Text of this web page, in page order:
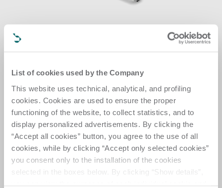
List of cookies used by the Company
This website uses technical, analytical, and profiling
cookies. Cookies are used to ensure the proper
functioning of the website, to collect statistics, and to
display personalized advertisements. By clicking the
“Accept all cookies” button, you agree to the use of all
cookies, while by clicking “Accept only selected cookies”
you consent only to the installation of the cookies
selected in the boxes below. By clicking “Show details”,
Doublez la ligne de
production, augmentez
votre productivité
Processus efficient, haute productivité : coupe
longitudinale et transversale en un seul passage.
Deux lignes de coupe indépendantes et
chargement à table élévatrice. La solution idéale